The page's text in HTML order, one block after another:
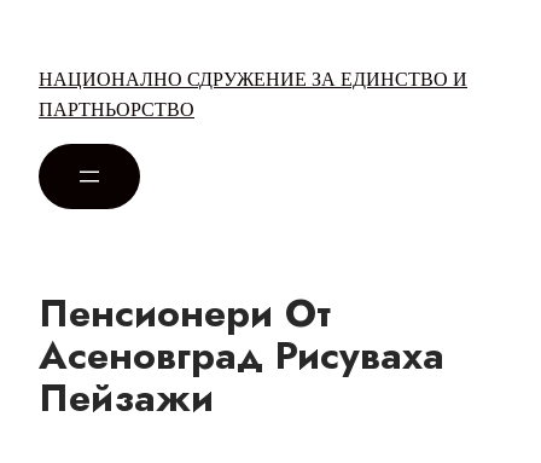
НАЦИОНАЛНО СДРУЖЕНИЕ ЗА ЕДИНСТВО И
ПАРТНЬОРСТВО
Пенсионери От
Асеновград Рисуваха
Пейзажи